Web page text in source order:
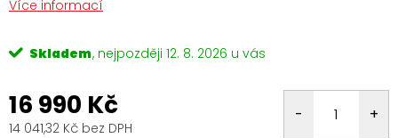
Více informací
Skladem 12. 8. 2026
16 990 Kč
14 041,32 Kč bez DPH